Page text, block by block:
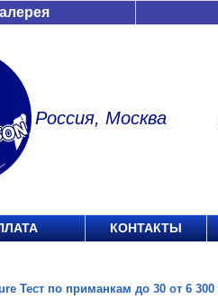
Россия, Москва
КОНТАКТЫ
Тест по приманкам до 30 от 6 300